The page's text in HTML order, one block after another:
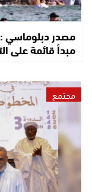
مصدر دبلوماسي
مبدأ قائمة على
مجتمع